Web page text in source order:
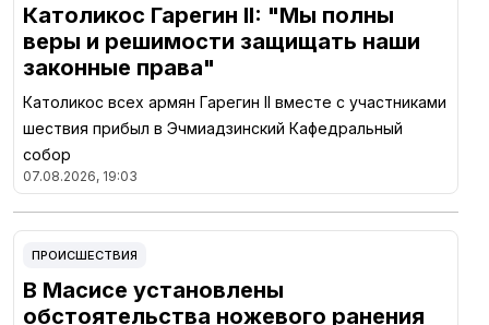
Католикос Гарегин II: "Мы полны
веры и решимости защищать наши
законные права"
Католикос всех армян Гарегин II вместе с участниками
шествия прибыл в Эчмиадзинский Кафедральный
собор
07.08.2026, 19:03
ПРОИСШЕСТВИЯ
В Масисе установлены
обстоятельства ножевого ранения